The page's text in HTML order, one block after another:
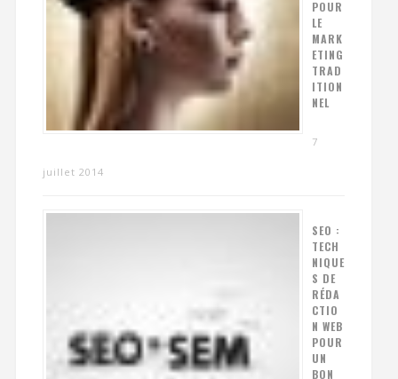
POUR
LE
MARK
ETING
TRAD
ITION
NEL
7
juillet 2014
SEO :
TECH
NIQUE
S DE
RÉDA
CTIO
N WEB
POUR
UN
BON